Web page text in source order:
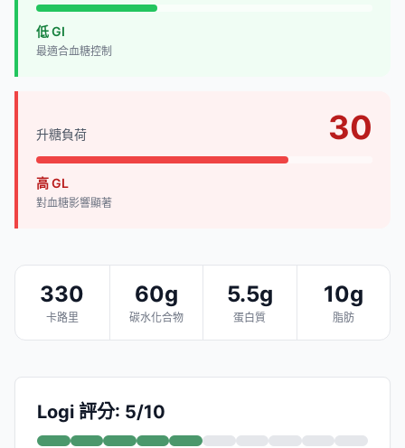
低 GI
最適合血糖控制
升糖負荷 30
高 GL
對血糖影響顯著
330
卡路里
60g
碳水化合物
5.5g
蛋白質
10g
脂肪
Logi 評分: 5/10